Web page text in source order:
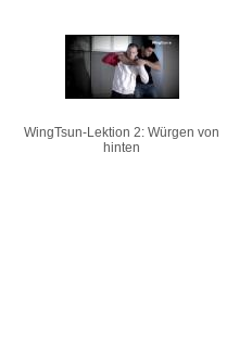
WingTsun-Lektion 2: Würgen von
hinten